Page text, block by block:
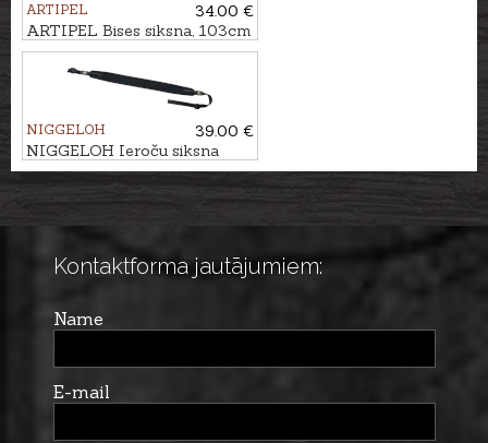
ARTIPEL
34.00 €
ARTIPEL Bises siksna, 103cm
NIGGELOH
39.00 €
NIGGELOH Ieroču siksna
UNIVERSAL
Kontaktforma jautājumiem:
Name
E-mail